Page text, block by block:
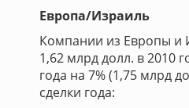
Европа/Израиль
Компании из Европы и
1,62 млрд долл. в 2010
года на 7% (1,75 млрд
сделки года: